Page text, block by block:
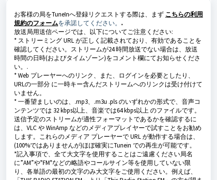
お客様の局をTuneInへ登録リクエストする際は、まず こちらの利用
規約のフォームを承諾してください。 .
放送局用送信ページでは、以下についてご注意ください:
* ストリーミング URL が正しく記載されており、有効であることを
確認してください。ストリームが24 時間放送でない場合は、放送
時間の日時(およびタイムゾーン)をコメント欄にてお知らせくださ
い。.
* Web プレーヤーへのリンク、また、ログインを必要としたり、
URLの一部分 に一時キー含んだストリームへのリンクは受け付けて
いません。
* 一番望ましいのは、.mp3、.m3u .pls のいずれかの形式で、音声コ
ンテンツでは 32 kbps以上、音楽では64 kbps以上 のファイルです。
送信予定のストリームが適性フォーマットであるかを確認するに
は、VLC や WinAmp などのメディアプレイヤーで試すことをお勧め
します。これらのメディア プレーヤーで URL が動作する場合は、
(100%ではありませんが)ほぼ確実にTunein での再生が可能です。
*記入事項で、全て大文字を使用することはご遠慮ください局名
に”AM”や"FM"などの略語やコールサイン等を使用していない限
り、各単語の最初の文字のみ大文字をご使用ください。例えば、